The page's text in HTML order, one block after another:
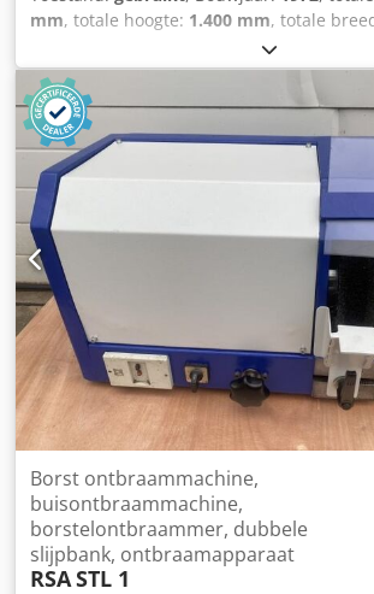
mm, totale hoogte: 1.400 mm, totale
Kleur: Groen Ledig gewicht: 2.000 kg Prijs:
Bouwjaar: 1972 - Documentatie aanwezig:
certificaat aanwezig: Nee - Besturing:
Transportafmetingen: 1800mm x 2250mm
x h) - Transportgewicht [kg]: 2000kg -
Financiële informatie BTW: De getoonde
BTW BTW/marge: BTW verrekenbaar voor
Levering en inruil altijd mogelijk van alles
sectoren Chjdpfx Acozm N Rij Toa Lukas
Borst ontbraammachine,
buisontbraammachine,
borstelontbraammer, dubbele
slijpbank, ontbraamapparaat
RSASTL 1